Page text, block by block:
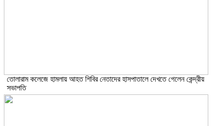
তোলারাম কলেজে হামলায় আহত শিবির নেতাদের হাসপাতালে দেখতে গেলেন কেন্দ্রীয়
সভাপতি